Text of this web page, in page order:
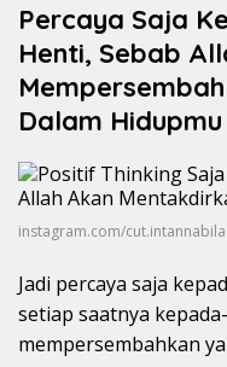
Percaya Saja
Henti, Sebab
Dalam Hidupmu
instagram.com/cut.intannabila
Jadi percaya saja
setiap saatnya
mempersembahkan